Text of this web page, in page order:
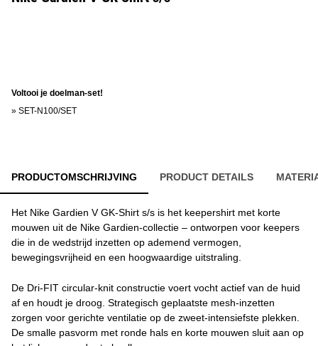
Voltooi je doelman-set!
» SET-N100/SET
PRODUCTOMSCHRIJVING PRODUCT DETAILS
Het Nike Gardien V GK-Shirt s/s is het keepershirt met korte
mouwen uit de Nike Gardien-collectie – ontworpen voor keepers
die in de wedstrijd inzetten op ademend vermogen,
bewegingsvrijheid en een hoogwaardige uitstraling.
De Dri-FIT circular-knit constructie voert vocht actief van de huid
af en houdt je droog. Strategisch geplaatste mesh-inzetten
zorgen voor gerichte ventilatie op de zweet-intensiefste plekken.
De smalle pasvorm met ronde hals en korte mouwen sluit aan op